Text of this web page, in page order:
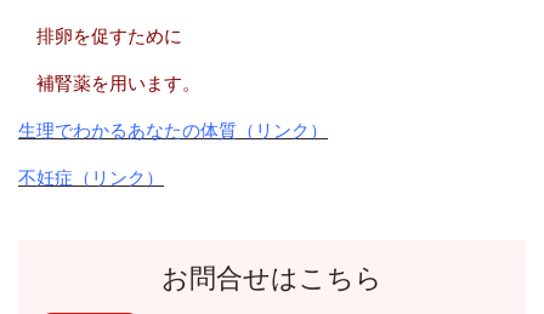
排卵を促すために
補腎薬を用います。
生理でわかるあなたの体質（リンク）
不妊症（リンク）
お問合せはこちら